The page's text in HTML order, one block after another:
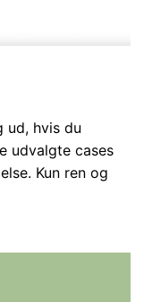
ud, hvis du
udvalgte cases
Kun ren og